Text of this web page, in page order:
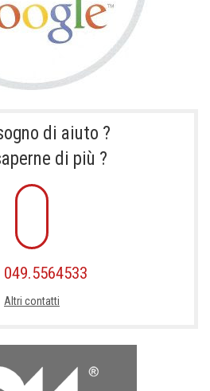
di aiuto ?
di più ?
049.5564533
Altri contatti